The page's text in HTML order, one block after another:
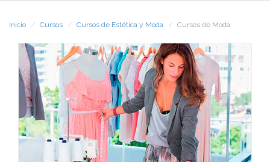
Inicio Cursos Cursos de Estética y Moda Cursos de Moda